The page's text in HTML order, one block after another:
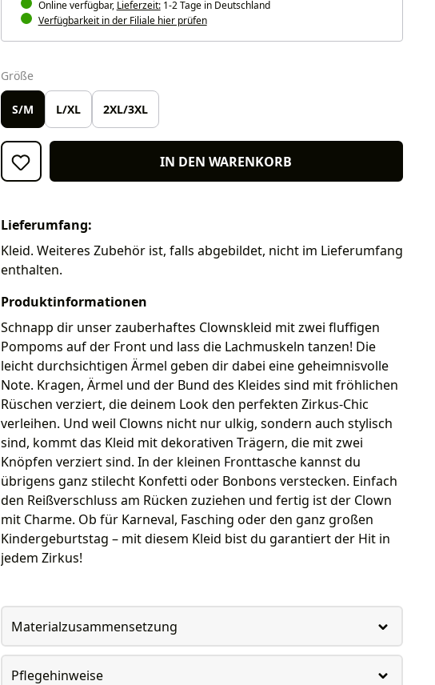
Online verfügbar, Lieferzeit:1-2 Tage in Deutschland
Verfügbarkeit in der Filiale hier prüfen
Größeauswählen
S/M L/XL 2XL/3XL
IN DEN WARENKORB
Lieferumfang:
Kleid. Weiteres Zubehör ist, falls abgebildet, nicht im Lieferumfang
enthalten.
Produktinformationen
Schnapp dir unser zauberhaftes Clownskleid mit zwei fluffigen
Pompoms auf der Front und lass die Lachmuskeln tanzen! Die
leicht durchsichtigen Ärmel geben dir dabei eine geheimnisvolle
Note. Kragen, Ärmel und der Bund des Kleides sind mit fröhlichen
Rüschen verziert, die deinem Look den perfekten Zirkus-Chic
verleihen. Und weil Clowns nicht nur ulkig, sondern auch stylisch
sind, kommt das Kleid mit dekorativen Trägern, die mit zwei
Knöpfen verziert sind. In der kleinen Fronttasche kannst du
übrigens ganz stilecht Konfetti oder Bonbons verstecken. Einfach
den Reißverschluss am Rücken zuziehen und fertig ist der Clown
mit Charme. Ob für Karneval, Fasching oder den ganz großen
Kindergeburtstag – mit diesem Kleid bist du garantiert der Hit in
jedem Zirkus!
Materialzusammensetzung
Pflegehinweise